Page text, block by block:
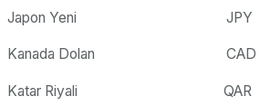
Japon Yeni JPY
Kanada Dolan CAD
Katar Riyali QAR